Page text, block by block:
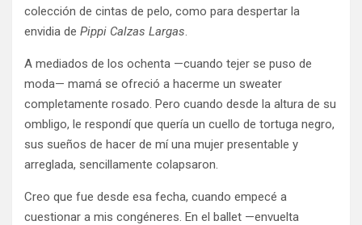
colección de cintas de pelo, como para despertar la
envidia de Pippi Calzas Largas.
A mediados de los ochenta —cuando tejer se puso de
moda— mamá se ofreció a hacerme un sweater
completamente rosado. Pero cuando desde la altura de su
ombligo, le respondí que quería un cuello de tortuga negro,
sus sueños de hacer de mí una mujer presentable y
arreglada, sencillamente colapsaron.
Creo que fue desde esa fecha, cuando empecé a
cuestionar a mis congéneres. En el ballet —envuelta